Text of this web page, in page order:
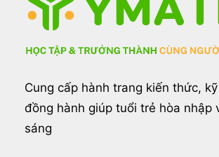
Cung cấp hành trang kiến thức,
đồng hành giúp tuổi trẻ hòa nhập
sáng